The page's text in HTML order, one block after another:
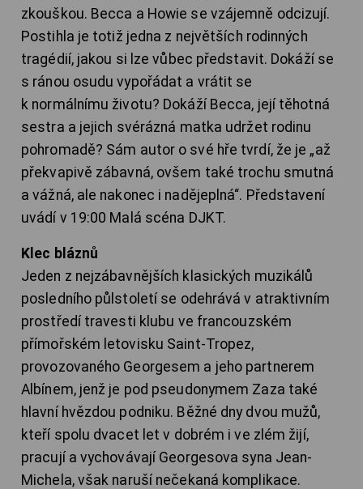
zkouškou. Becca a Howie se vzájemně odcizují.
Postihla je totiž jedna z největších rodinných
tragédií, jakou si lze vůbec představit. Dokáží se
s ránou osudu vypořádat a vrátit se
k normálnímu životu? Dokáží Becca, její těhotná
sestra a jejich svérázná matka udržet rodinu
pohromadě? Sám autor o své hře tvrdí, že je „až
překvapivě zábavná, ovšem také trochu smutná
a vážná, ale nakonec i nadějeplná“. Představení
uvádí v 19:00 Malá scéna DJKT.
Klec bláznů
Jeden z nejzábavnějších klasických muzikálů
posledního půlstoletí se odehrává v atraktivním
prostředí travesti klubu ve francouzském
přímořském letovisku Saint-Tropez,
provozovaného Georgesem a jeho partnerem
Albínem, jenž je pod pseudonymem Zaza také
hlavní hvězdou podniku. Běžné dny dvou mužů,
kteří spolu dvacet let v dobrém i ve zlém žijí,
pracují a vychovávají Georgesova syna Jean-
Michela, však naruší nečekaná komplikace.